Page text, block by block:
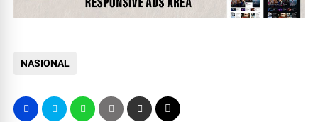
NASIONAL